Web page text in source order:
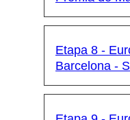
Etapa 8 -
Barcelona -